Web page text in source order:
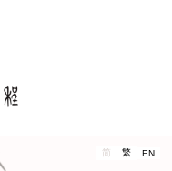
简 繁 EN